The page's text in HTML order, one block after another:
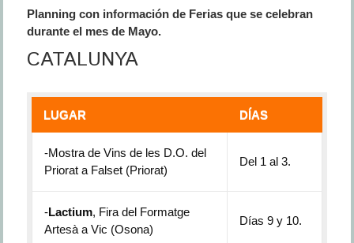
Planning con información de Ferias que se celebran
durante el mes de Mayo.
CATALUNYA
LUGAR DÍAS
-Mostra de Vins de les D.O. del
Priorat a Falset (Priorat)
Del 1 al 3.
-Lactium, Fira del Formatge
Artesà a Vic (Osona)
Días 9 y 10.